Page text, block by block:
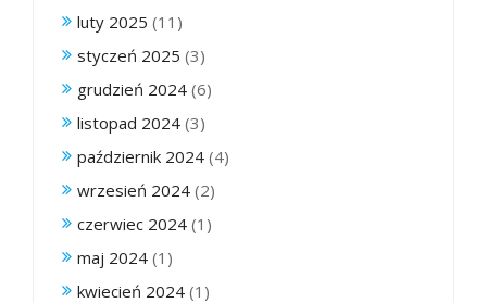
luty 2025 (11)
styczeń 2025 (3)
grudzień 2024 (6)
listopad 2024 (3)
październik 2024 (4)
wrzesień 2024 (2)
czerwiec 2024 (1)
maj 2024 (1)
kwiecień 2024 (1)